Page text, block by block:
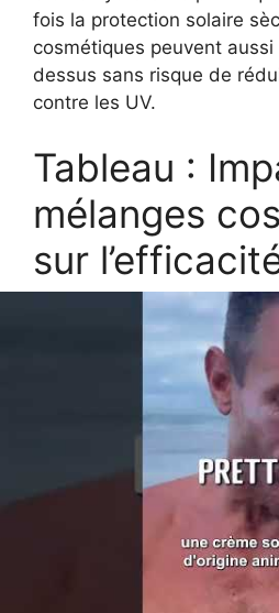
fois la protection solaire
cosmétiques peuvent
dessus sans risque de
contre les UV.
Tableau :
mélanges
sur
50 et
associées
Type de
Effet sur la
protection
solaire SPF
50
Diminution